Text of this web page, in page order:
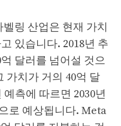
링 산업은 현재 가치
있습니다. 2018년 추
달러를 넘어설 것으
가치가 거의 40억 달
측에 따르면 2030년
로 예상됩니다. Meta